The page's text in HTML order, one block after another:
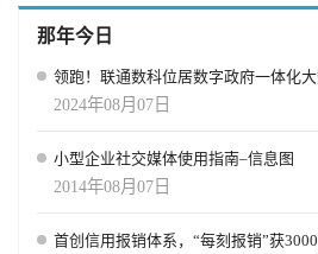
——不回避问题，而是把答案写进产品与
Platform 的落地倒计时，OpenAI 正在完
基础设施提供者”的转变。正如 Simo 在
所未有的机会，它应该属于每一个人。”
社会多方力量共同推动的实验，将在未
那年今日
领跑！联通数科位居数字政府一体化
2024年08月07日
小型企业社交媒体使用指南–信息图
2014年08月07日
首创信用报销体系，“每刻报销”获